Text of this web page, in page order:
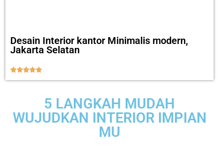
Desain Interior kantor Minimalis modern,
Jakarta Selatan

5 LANGKAH MUDAH
WUJUDKAN INTERIOR IMPIAN
MU